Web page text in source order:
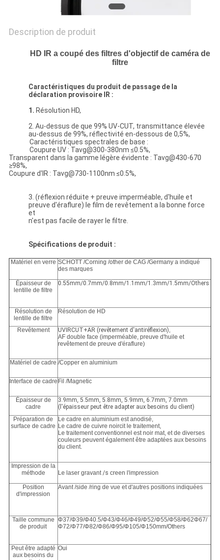
Description de produit
HD IR a coupé des filtres d'objectif de caméra de
filtre
Caractéristiques du produit de passage de la
déclaration provisoire IR :
1. Résolution HD,
2. Au-dessus de que 99% UV-CUT, transmittance élevée
au-dessus de 99%, réflectivité en-dessous de 0,5%,
Caractéristiques spectrales de base :
Coupure UV : Tavg@300-380nm ≤0.5%,
Transparent dans la gamme légère évidente : Tavg@430-670
≥98%,
Coupure d'IR : Tavg@730-1100nm ≤0.5%,
3. (réflexion réduite + preuve imperméable, d'huile et
preuve d'éraflure) le film de revêtement a la bonne force
et
n'est pas facile de rayer le filtre.
Spécifications de produit :
Matériel en verre SCHOTT /Corning /other de CAG /Germany a indiqué
des marques
Épaisseur de
lentille de filtre
0.55mm/0.7mm/0.8mm/1.1mm/1.3mm/1.5mm/Others
Résolution de
lentille de filtre
Résolution de HD
Revêtement UVIRCUT+AR (revêtement d'antiréflexion),
AF double face (imperméable, preuve d'huile et
revêtement de preuve d'éraflure)
Matériel de cadre /Copper en aluminium
Interface de cadre Fil /Magnetic
Épaisseur de
cadre
3.9mm, 5.5mm, 5.8mm, 5.9mm, 6.7mm, 7.0mm
(l'épaisseur peut être adapter aux besoins du client)
Préparation de
surface de cadre
Le cadre en aluminium est anodisé,
Le cadre de cuivre noircit le traitement,
Le traitement conventionnel est noir mat, et de diverses
couleurs peuvent également être adaptées aux besoins
du client.
Impression de la
méthode
Le laser gravant/s creen l'impression
Position
d'impression
Avant /side /ring de vue et d'autres positions indiquées
Taille commune
de produit
Φ37/Φ39/Φ40.5/Φ43/Φ46/Φ49/Φ52/Φ55/Φ58/Φ62Φ67/
Φ72/Φ77/Φ82/Φ86/Φ95/Φ105/Φ150mm/Others
Peut être adapté
aux besoins du
Oui